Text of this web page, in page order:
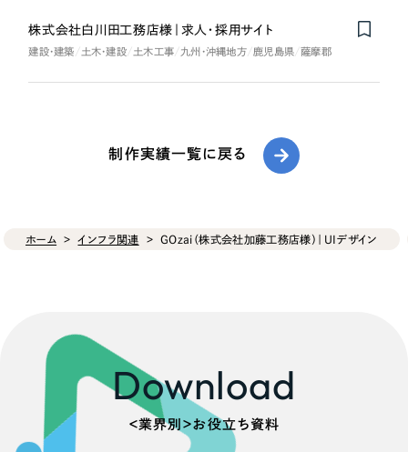
株式会社白川田工務店様｜求人・採用サイト
建設・建築 土木・建設 土木工事 九州・沖縄地方 鹿児島県 薩摩郡
制作実績一覧に戻る
ホーム インフラ関連 GOzai（株式会社加藤工務店様）｜UIデザイン
Download
＜業界別＞お役立ち資料